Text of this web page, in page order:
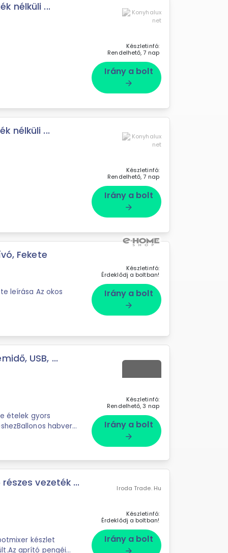
nélküli ...
Készletinfó:
Rendelhető, 7 nap
Irány a bolt
arrow_forward
nélküli ...
Készletinfó:
Rendelhető, 7 nap
Irány a bolt
arrow_forward
Fekete
leírása Az okos
Készletinfó:
Érdeklődj a boltban!
Irány a bolt
arrow_forward
USB, ...
ételek gyors
habverő,
Készletinfó:
Rendelhető, 3 nap
Irány a bolt
arrow_forward
vezeték ...
készlet
aprító pengéi
Iroda Trade. Hu
Készletinfó:
Érdeklődj a boltban!
Irány a bolt
arrow_forward